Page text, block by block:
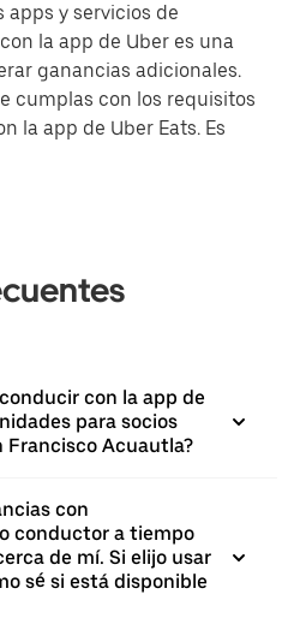
apps y servicios de
la app de Uber es una
ganancias adicionales.
cumplas con los requisitos
la app de Uber Eats. Es
con la app de
para socios
Francisco Acuautla?
con
conductor a tiempo
de mí. Si elijo usar
sé si está disponible